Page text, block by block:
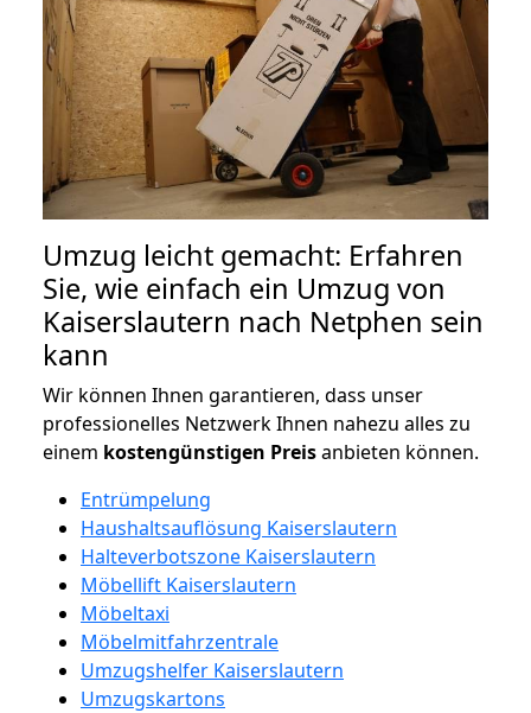
Umzug leicht gemacht: Erfahren
Sie, wie einfach ein Umzug von
Kaiserslautern nach Netphen sein
kann
Wir können Ihnen garantieren, dass unser
professionelles Netzwerk Ihnen nahezu alles zu
einem kostengünstigen Preisanbieten können.
Entrümpelung
Haushaltsauflösung Kaiserslautern
Halteverbotszone Kaiserslautern
Möbellift Kaiserslautern
Möbeltaxi
Möbelmitfahrzentrale
Umzugshelfer Kaiserslautern
Umzugskartons